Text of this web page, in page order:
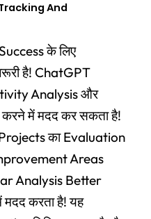
And
के लिए
है! ChatGPT
Analysis और
में मदद कर सकता है!
का Evaluation
Areas
Analysis Better
करता है! यह